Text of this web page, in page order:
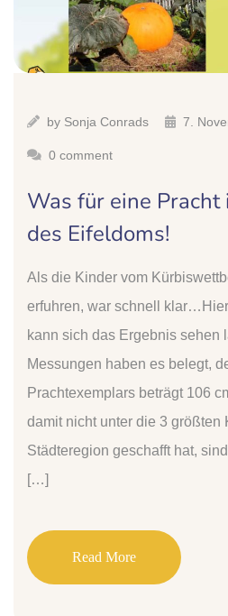
by Sonja Conrads 7.
0 comment
Was für eine Pracht
des Eifeldoms!
Als die Kinder vom
erfuhren, war schnell
kann sich das Ergebnis sehen
Messungen haben es belegt,
Prachtexemplars beträgt 106
damit nicht unter die 3 größten
Städteregion geschafft hat,
[…]
Read More